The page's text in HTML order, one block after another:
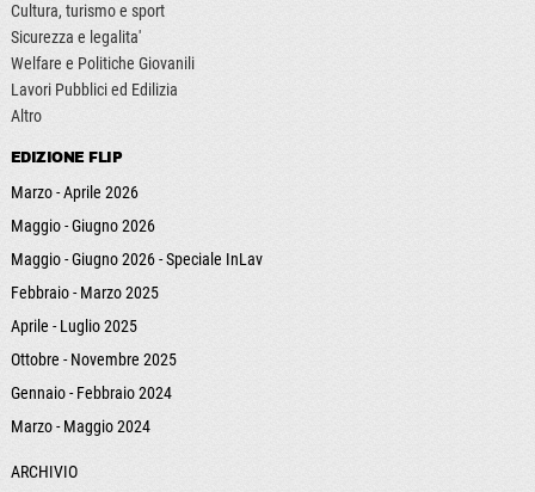
Cultura, turismo e sport
Sicurezza e legalita'
Welfare e Politiche Giovanili
Lavori Pubblici ed Edilizia
Altro
EDIZIONE FLIP
Marzo - Aprile 2026
Maggio - Giugno 2026
Maggio - Giugno 2026 - Speciale InLav
Febbraio - Marzo 2025
Aprile - Luglio 2025
Ottobre - Novembre 2025
Gennaio - Febbraio 2024
Marzo - Maggio 2024
ARCHIVIO